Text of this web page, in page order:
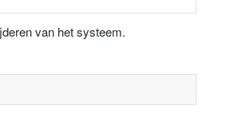
van het systeem.